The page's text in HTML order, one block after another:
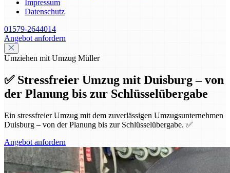
Impressum
Datenschutz
01579-2644014
Angebot anfordern
Umziehen mit Umzug Müller
✅ Stressfreier Umzug mit Duisburg – von
der Planung bis zur Schlüsselübergabe
Ein stressfreier Umzug mit dem zuverlässigen Umzugsunternehmen
Duisburg – von der Planung bis zur Schlüsselübergabe. ✅
Angebot anfordern